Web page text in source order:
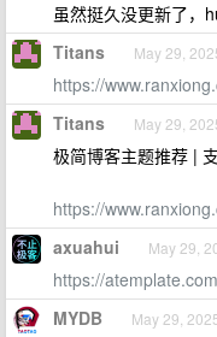
虽然挺久没更新了，
Titans May 29,
https://
Titans May 29,
极简博客主题推荐 |
https://
axuahui May 29,
https://atemplate.com
MYDB May 29,